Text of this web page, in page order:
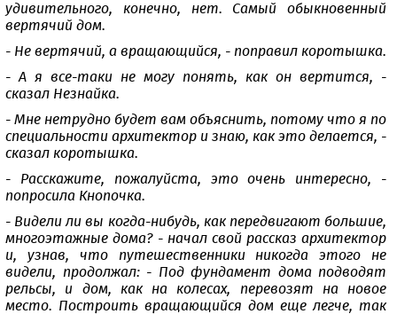
удивительного, конечно, нет. Самый обыкновенный
вертячий дом.
- Не вертячий, а вращающийся, - поправил коротышка.
- А я все-таки не могу понять, как он вертится, -
сказал Незнайка.
- Мне нетрудно будет вам объяснить, потому что я по
специальности архитектор и знаю, как это делается, -
сказал коротышка.
- Расскажите, пожалуйста, это очень интересно, -
попросила Кнопочка.
- Видели ли вы когда-нибудь, как передвигают большие,
многоэтажные дома? - начал свой рассказ архитектор
и, узнав, что путешественники никогда этого не
видели, продолжал: - Под фундамент дома подводят
рельсы, и дом, как на колесах, перевозят на новое
место. Построить вращающийся дом еще легче, так